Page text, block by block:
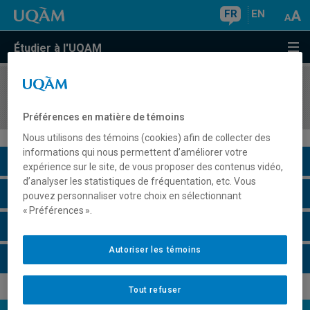
FR EN
Étudier à l'UQAM
COURS//
Description du cours
Horaire - Été 2026
Préférences en matière de témoins
Nous utilisons des témoins (cookies) afin de collecter des
informations qui nous permettent d’améliorer votre
expérience sur le site, de vous proposer des contenus vidéo,
d’analyser les statistiques de fréquentation, etc. Vous
pouvez personnaliser votre choix en sélectionnant
« Préférences ».
Tout refuser
Autoriser les témoins